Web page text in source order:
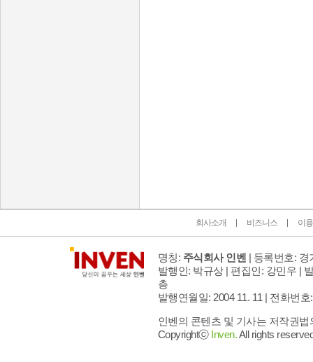
회사소개 비즈니스 이
명칭: 주식회사 인벤 | 등록번호: 경
발행인: 박규상 | 편집인: 강민우 |
층
발행연월일: 2004 11. 11 | 전화번호
인벤의 콘텐츠 및 기사는 저작권
Copyrightⓒ Inven.All rights